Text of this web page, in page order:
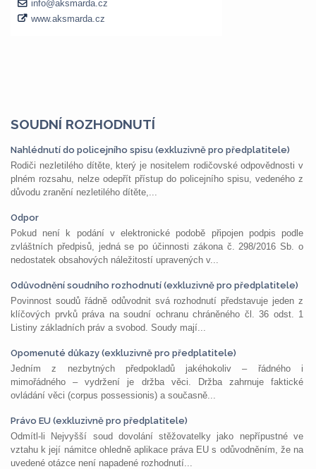
SOUDNÍ ROZHODNUTÍ
Nahlédnutí do policejního spisu (exkluzivně pro předplatitele)
Rodiči nezletilého dítěte, který je nositelem rodičovské odpovědnosti v
plném rozsahu, nelze odepřít přístup do policejního spisu, vedeného z
důvodu zranění nezletilého dítěte,...
Odpor
Pokud není k podání v elektronické podobě připojen podpis podle
zvláštních předpisů, jedná se po účinnosti zákona č. 298/2016 Sb. o
nedostatek obsahových náležitostí upravených v...
Odůvodnění soudního rozhodnutí (exkluzivně pro předplatitele)
Povinnost soudů řádně odůvodnit svá rozhodnutí představuje jeden z
klíčových prvků práva na soudní ochranu chráněného čl. 36 odst. 1
Listiny základních práv a svobod. Soudy mají...
Opomenuté důkazy (exkluzivně pro předplatitele)
Jedním z nezbytných předpokladů jakéhokoliv – řádného i
mimořádného – vydržení je držba věci. Držba zahrnuje faktické
ovládání věci (corpus possessionis) a současně...
Právo EU (exkluzivně pro předplatitele)
Odmítl-li Nejvyšší soud dovolání stěžovatelky jako nepřípustné ve
vztahu k její námitce ohledně aplikace práva EU s odůvodněním, že na
uvedené otázce není napadené rozhodnutí...